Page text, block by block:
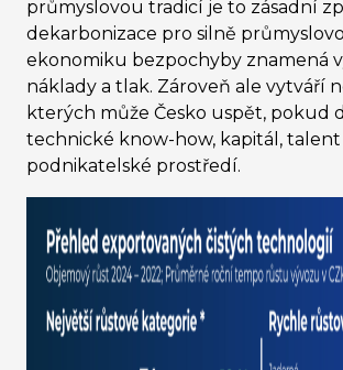
průmyslovou tradicí je to zásadní
dekarbonizace pro silně
ekonomiku bezpochyby znamená
náklady a tlak. Zároveň ale vytváří
kterých může Česko uspět, pokud
technické know-how, kapitál,
podnikatelské prostředí.